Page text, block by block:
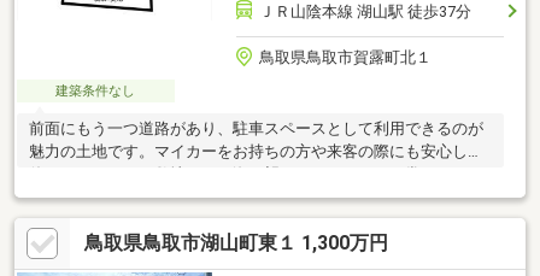
ＪＲ山陰本線 湖山駅 徒歩37分
鳥取県鳥取市賀露町北１
建築条件なし
前面にもう一つ道路があり、駐車スペースとして利用できるのが
魅力の土地です。マイカーをお持ちの方や来客の際にも安心して
使えます。また、敷地からは海を望むことができ、日常にちょっ
とした開放感を添えてくれます。派手さはありませんが、住まい
やセカンドハウスを検討されている方にとって、シンプルに暮ら
しやすい環境です。建築条件も自由にご相談いただけますので、
ご自身のライフスタイルに合わせた住まいづくりが可能です。
鳥取県鳥取市湖山町東１ 1,300万円